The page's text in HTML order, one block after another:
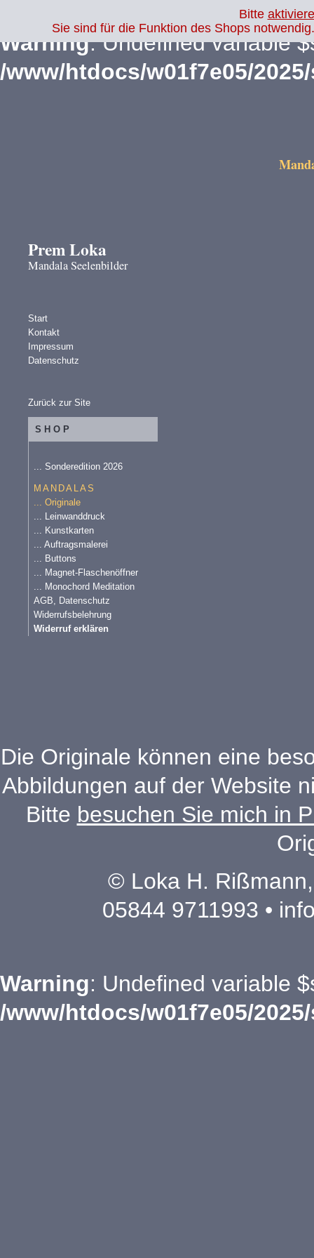
Warning: Undefined variable
/www/htdocs/w01f7e05/
Prem Loka
Mandala Seelenbilder
Start
Kontakt
Impressum
Datenschutz
Zurück zur Site
SHOP
... Sonderedition 2026
MANDALAS
... Originale
... Leinwanddruck
... Kunstkarten
... Auftragsmalerei
... Buttons
... Magnet-Flaschenöffner
... Monochord Meditation
AGB, Datenschutz
Widerrufsbelehrung
Widerruf erklären
Die Originale können eine
Abbildungen auf der Website
Bitte besuchen Sie mich in
© Loka H.
05844 9711993 •
Warning: Undefined variable
/www/htdocs/w01f7e05/
Bitte
Sie sind für die Funktion des Shops